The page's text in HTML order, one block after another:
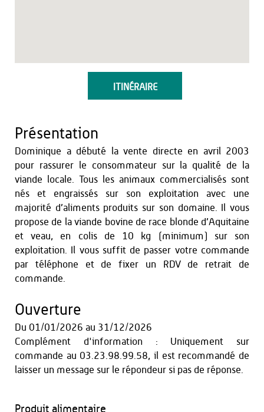
ITINÉRAIRE
Présentation
Dominique a débuté la vente directe en avril 2003
pour rassurer le consommateur sur la qualité de la
viande locale. Tous les animaux commercialisés sont
nés et engraissés sur son exploitation avec une
majorité d’aliments produits sur son domaine. Il vous
propose de la viande bovine de race blonde d’Aquitaine
et veau, en colis de 10 kg (minimum) sur son
exploitation. Il vous suffit de passer votre commande
par téléphone et de fixer un RDV de retrait de
commande.
Ouverture
Du 01/01/2026 au 31/12/2026
Complément d'information : Uniquement sur
commande au 03.23.98.99.58, il est recommandé de
laisser un message sur le répondeur si pas de réponse.
Produit alimentaire